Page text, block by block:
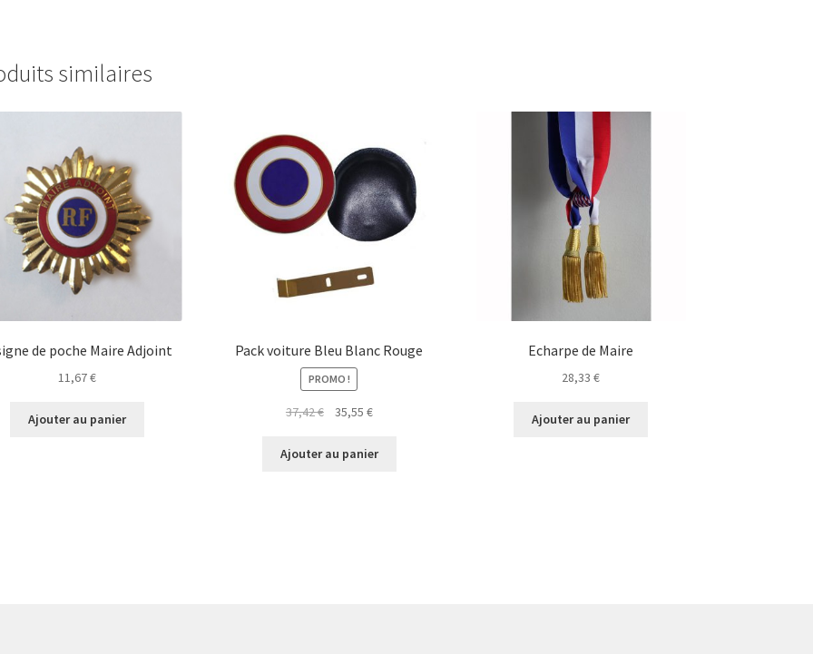
similaires
de poche Maire Adjoint
11,67€
Ajouter au panier
Pack voiture Bleu Blanc Rouge
PROMO !
37,42€
Le
initial
35,55 €Le
actuel
Ajouter au panier
Echarpe de Maire
28,33€
Ajouter au panier